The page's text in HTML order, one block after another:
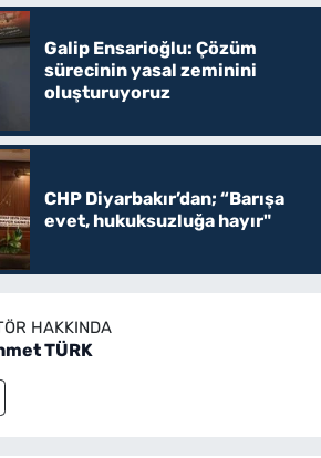
Galip Ensarioğlu: Çözüm
sürecinin yasal zeminini
oluşturuyoruz
CHP Diyarbakır’dan; “Barışa
evet, hukuksuzluğa hayır"
HAKKINDA
TÜRK